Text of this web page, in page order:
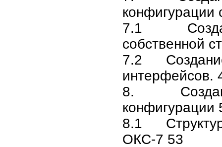
конфигурации
7.1
собственной
7.2
интерфейсов.
8.
конфигурации
8.1
ОКС-7 53